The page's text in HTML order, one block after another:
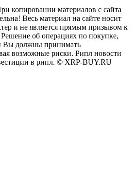
копировании материалов с сайта
Весь материал на сайте носит
и не является прямым призывом к
об операциях по покупке,
Вы должны принимать
возможные риски. Рипл новости
в рипл. © XRP-BUY.RU